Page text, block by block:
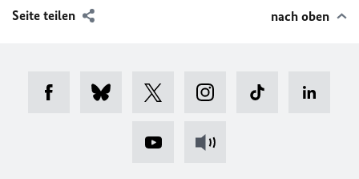
Seite teilen nach oben